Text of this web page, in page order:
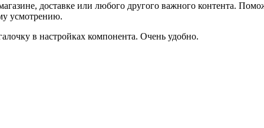
доставке или любого другого важного контента.
усмотрению.
в настройках компонента. Очень удобно.